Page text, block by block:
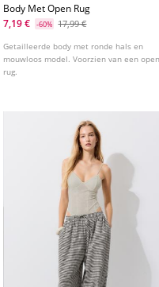
Body Met Open Rug
7,19 €
-60% 17,99 €
Getailleerde body met ronde hals en
mouwloos model. Voorzien van een open
rug.